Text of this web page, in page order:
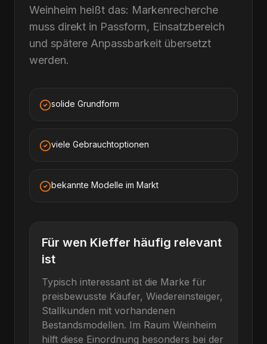
Weinheim heißt das: Markenrecherche
muss direkt in Passform, Einsatzbereich
und spätere Anpassbarkeit übersetzt
werden.
solide Grundform
viele Gebrauchtoptionen
bekannte Modelle im Markt
Für wen Kieffer häufig relevant
ist
Typisch interessant ist die Marke für
preisbewusste Käufer, Wiedereinsteiger,
Stallkunden mit vorhandenen
Bestandsmodellen. Im Raum Weinheim
hilft diese Einordnung besonders bei der